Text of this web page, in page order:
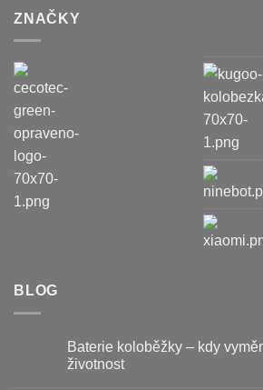
ZNAČKY
BLOG
Baterie koloběžky – kdy
životnost